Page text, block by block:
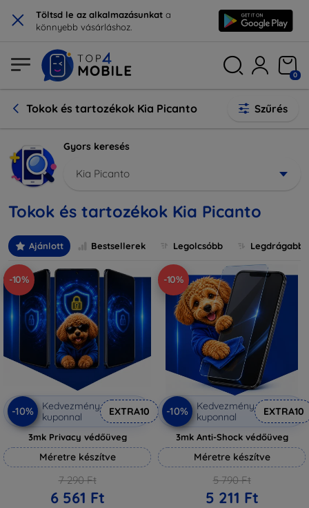
× Töltsd le az alkalmazásunkat a
könnyebb vásárláshoz.
0
Tokok és tartozékok Kia Picanto Szűrés
Gyors keresés
Kia Picanto
Tokok és tartozékok Kia Picanto
Ajánlott Bestsellerek Legolcsóbb Legdrágabb
-10%
-10%
Kedvezmény
kuponnal
EXTRA10
3mk Privacy védőüveg
Méretre készítve
7 290 Ft
6 561 Ft
-10%
-10%
Kedvezmény
kuponnal
EXTRA10
3mk Anti-Shock védőüveg
Méretre készítve
5 790 Ft
5 211 Ft